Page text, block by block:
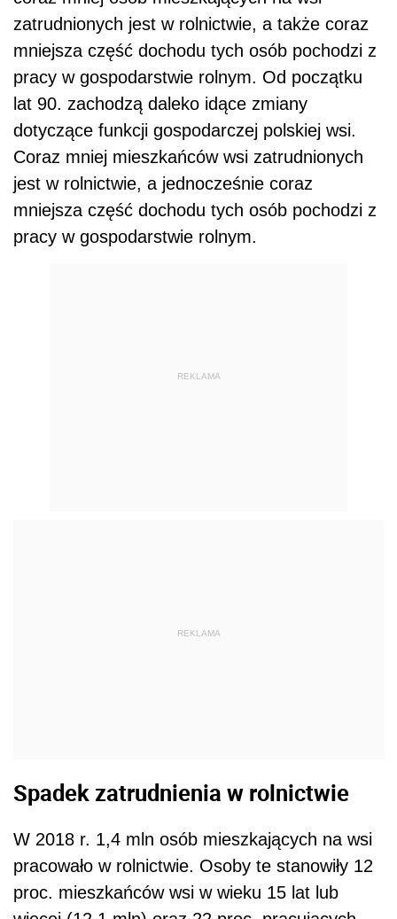
zatrudnionych jest w rolnictwie, a także coraz
mniejsza część dochodu tych osób pochodzi z
pracy w gospodarstwie rolnym. Od początku
lat 90. zachodzą daleko idące zmiany
dotyczące funkcji gospodarczej polskiej wsi.
Coraz mniej mieszkańców wsi zatrudnionych
jest w rolnictwie, a jednocześnie coraz
mniejsza część dochodu tych osób pochodzi z
pracy w gospodarstwie rolnym.
REKLAMA
REKLAMA
Spadek zatrudnienia w rolnictwie
W 2018 r. 1,4 mln osób mieszkających na wsi
pracowało w rolnictwie. Osoby te stanowiły 12
proc. mieszkańców wsi w wieku 15 lat lub